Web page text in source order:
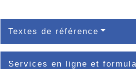
Textes de référence
Services en ligne et